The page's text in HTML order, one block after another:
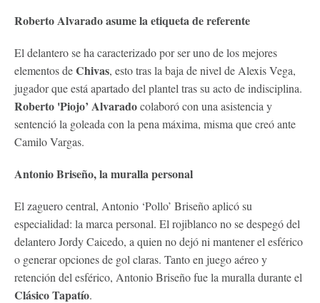
Roberto Alvarado asume la etiqueta de referente
El delantero se ha caracterizado por ser uno de los mejores
elementos deChivas, esto tras la baja de nivel de Alexis Vega,
jugador que está apartado del plantel tras su acto de indisciplina.
Roberto 'Piojo’ Alvaradocolaboró con una asistencia y
sentenció la goleada con la pena máxima, misma que creó ante
Camilo Vargas.
Antonio Briseño, la muralla personal
El zaguero central, Antonio ‘Pollo’ Briseño aplicó su
especialidad: la marca personal. El rojiblanco no se despegó del
delantero Jordy Caicedo, a quien no dejó ni mantener el esférico
o generar opciones de gol claras. Tanto en juego aéreo y
retención del esférico, Antonio Briseño fue la muralla durante el
Clásico Tapatío.